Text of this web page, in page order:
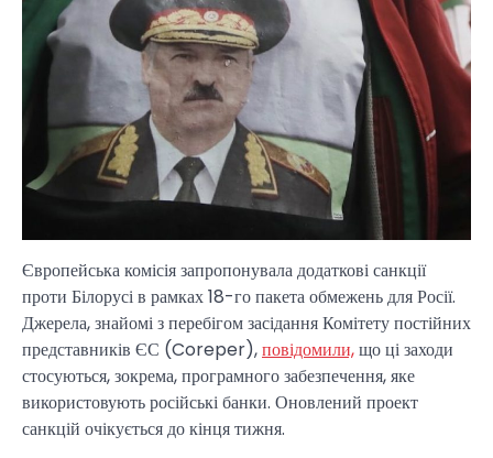
Європейська комісія запропонувала додаткові санкції
проти Білорусі в рамках 18-го пакета обмежень для Росії.
Джерела, знайомі з перебігом засідання Комітету постійних
представників ЄС (Coreper),повідомили,що ці заходи
стосуються, зокрема, програмного забезпечення, яке
використовують російські банки. Оновлений проект
санкцій очікується до кінця тижня.